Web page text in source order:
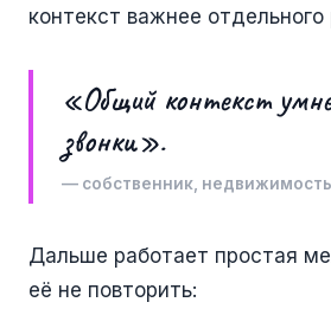
контекст важнее отдельного
«Общий контекст
звонки».
— собственник, недвижимость
Дальше работает простая
её не повторить: